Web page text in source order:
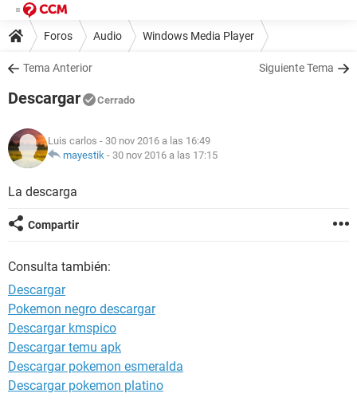
Foros Audio Windows Media Player
Tema Anterior Siguiente Tema
Descargar Cerrado
Luis carlos - 30 nov 2016 a las 16:49
mayestik - 30 nov 2016 a las 17:15
La descarga
Compartir
Consulta también:
Descargar
Pokemon negro descargar
Descargar kmspico
Descargar temu apk
Descargar pokemon esmeralda
Descargar pokemon platino